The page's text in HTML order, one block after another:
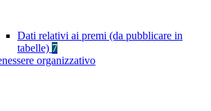
Dati relativi ai premi (da pubblicare in
tabelle) 7
organizzativo